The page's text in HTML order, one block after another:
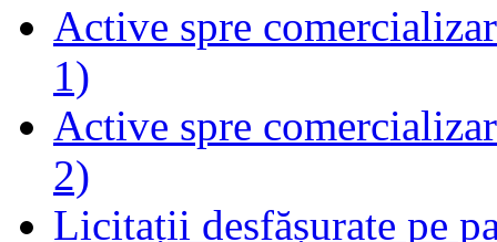
Active spre
1)
Active spre
2)
Licitații desfășurate pe